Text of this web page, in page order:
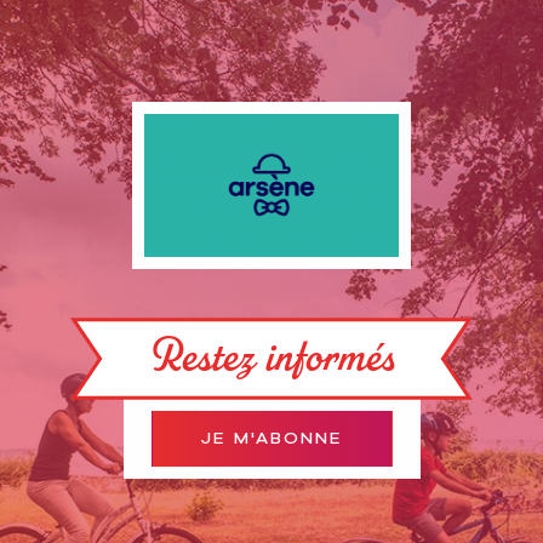
Restez informés
JE M'ABONNE